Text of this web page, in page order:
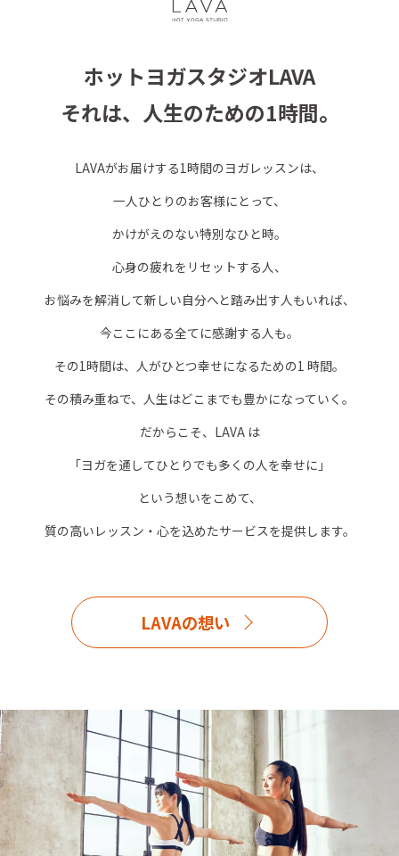
ホットヨガスタジオLAVA
それは、人生のための1時間。
LAVAがお届けする1時間のヨガレッスンは、
一人ひとりのお客様にとって、
かけがえのない特別なひと時。
心身の疲れをリセットする人、
お悩みを解消して新しい自分へと踏み出す人もいれば、
今ここにある全てに感謝する人も。
その1時間は、人がひとつ幸せになるための1 時間。
その積み重ねで、人生はどこまでも豊かになっていく。
だからこそ、LAVA は
「ヨガを通してひとりでも多くの人を幸せに」
という想いをこめて、
質の高いレッスン・心を込めたサービスを提供します。
LAVAの想い